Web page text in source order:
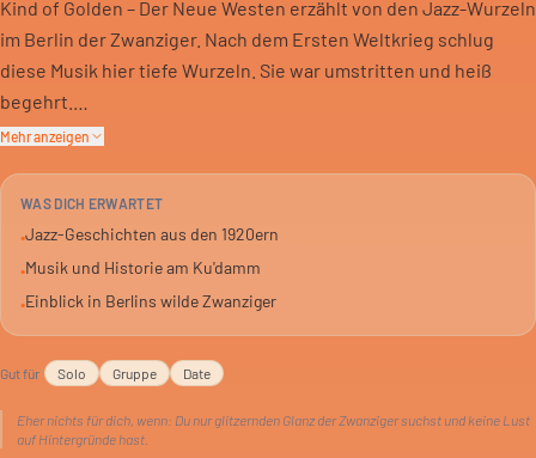
Kind of Golden – Der Neue Westen erzählt von den Jazz-Wurzeln
im Berlin der Zwanziger. Nach dem Ersten Weltkrieg schlug
diese Musik hier tiefe Wurzeln. Sie war umstritten und heiß
begehrt.
Zwanziger. Jazz war mehr als nur Unterhaltung. Er spiegelte die
Widersprüche einer bewegten Zeit.
wo sie einst gespielt wurde. Ein Blick auf eine prägende Ära
Mehr anzeigen
WAS DICH ERWARTET
•Jazz-Geschichten aus den 1920ern
•Musik und Historie am Ku'damm
•Einblick in Berlins wilde Zwanziger
Gut für Solo Gruppe Date
Eher nichts für dich, wenn: Du nur glitzernden Glanz der Zwanziger suchst und keine Lust
auf Hintergründe hast.